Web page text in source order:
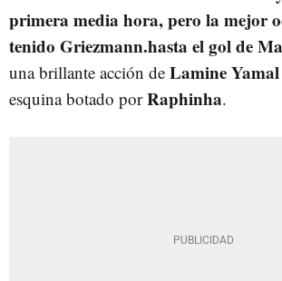
primera media hora, pero la mejor
tenido Griezmann.hasta el gol de
una brillante acción de Lamine Yamal
esquina botado porRaphinha.